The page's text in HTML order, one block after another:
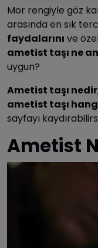
Mor rengiyle göz
arasında en sık
faydalarını ve
ametist taşı ne
uygun?
Ametist taşı nedir
ametist taşı
sayfayı
Ametist